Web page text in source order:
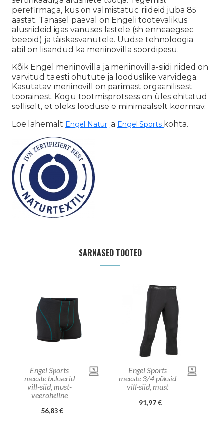
perefirmaga, kus on valmistatud riideid juba 85
aastat. Tänasel päeval on Engeli tootevalikus
alusriideid igas vanuses lastele (sh enneaegsed
beebid) ja täiskasvanutele. Uudse tehnoloogia
abil on lisandud ka meriinovilla spordipesu.
Kõik Engel meriinovilla ja meriinovilla-siidi riided on
värvitud täiesti ohutute ja looduslike värvidega.
Kasutatav meriinovill on parimast orgaanilisest
toorainest. Kogu tootmisprotsess on üles ehitatud
selliselt, et oleks loodusele minimaalselt koormav.
Loe lähemalt Engel Natur ja Engel Sports kohta.
SARNASED TOOTED
Engel Sports
meeste bokserid
vill-siid, must-
veeroheline
56,83 €
Engel Sports
meeste 3/4 püksid
vill-siid, must
91,97 €